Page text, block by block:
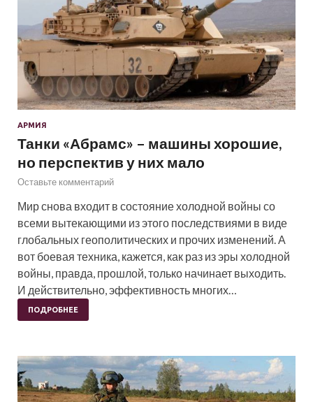
АРМИЯ
Танки «Абрамс» – машины хорошие,
но перспектив у них мало
Оставьте комментарий
Мир снова входит в состояние холодной войны со
всеми вытекающими из этого последствиями в виде
глобальных геополитических и прочих изменений. А
вот боевая техника, кажется, как раз из эры холодной
войны, правда, прошлой, только начинает выходить.
И действительно, эффективность многих…
ПОДРОБНЕЕ